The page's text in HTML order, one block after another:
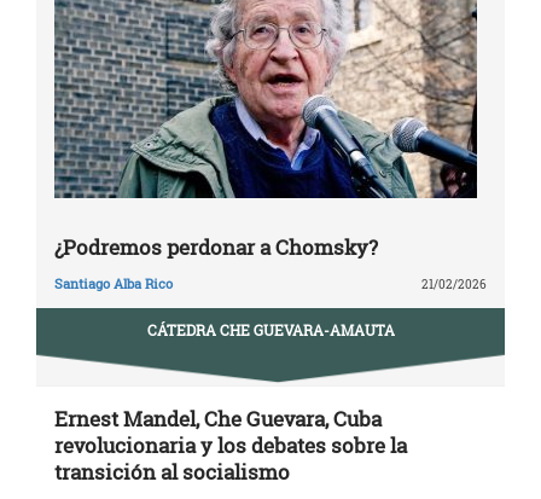
¿Podremos perdonar a Chomsky?
Santiago Alba Rico 21/02/2026
CÁTEDRA CHE GUEVARA-AMAUTA
Ernest Mandel, Che Guevara, Cuba
revolucionaria y los debates sobre la
transición al socialismo